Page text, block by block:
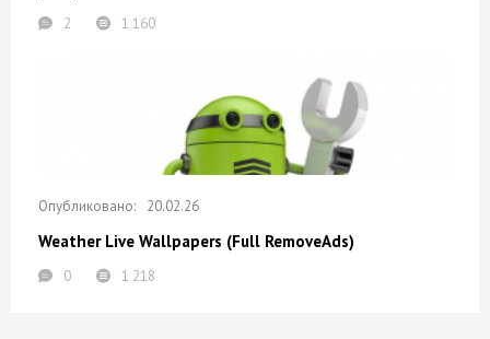
2 1 160
20.02.26
Weather Live Wallpapers (Full RemoveAds)
0 1 218